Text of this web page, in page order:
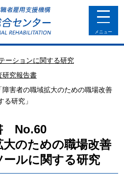
toggle
メニュー
ーションに関する研究
研究報告書
害者の職域拡大のための職場改善
研究」
No.60
大のための職場改善
ールに関する研究